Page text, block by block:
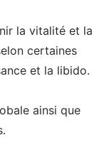
la vitalité et la
certaines
et la libido.
ainsi que